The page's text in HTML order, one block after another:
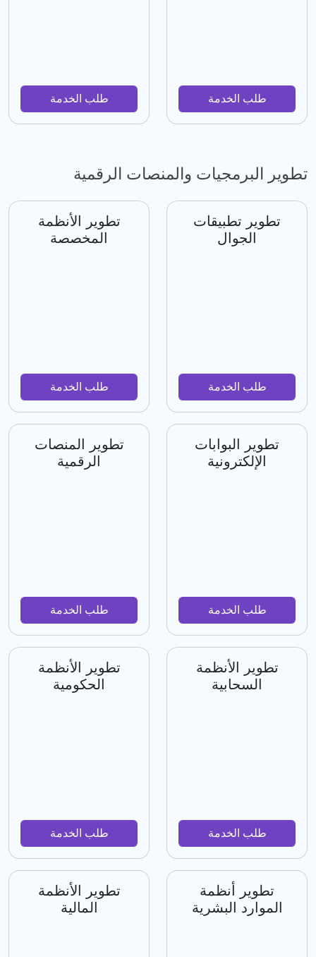
طلب الخدمة طلب الخدمة
تطوير البرمجيات والمنصات الرقمية
تطوير تطبيقات
الجوال
طلب الخدمة
تطوير الأنظمة
المخصصة
طلب الخدمة
تطوير البوابات
الإلكترونية
طلب الخدمة
تطوير المنصات
الرقمية
طلب الخدمة
تطوير الأنظمة
السحابية
طلب الخدمة
تطوير الأنظمة
الحكومية
طلب الخدمة
تطوير أنظمة
الموارد البشرية
تطوير الأنظمة
المالية